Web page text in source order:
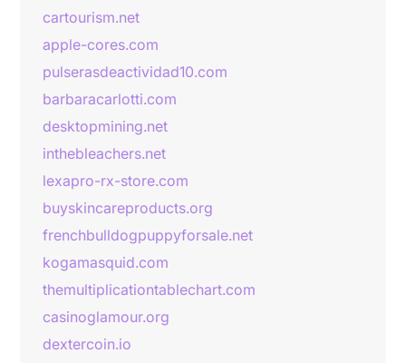
cartourism.net
apple-cores.com
pulserasdeactividad10.com
barbaracarlotti.com
desktopmining.net
inthebleachers.net
lexapro-rx-store.com
buyskincareproducts.org
frenchbulldogpuppyforsale.net
kogamasquid.com
themultiplicationtablechart.com
casinoglamour.org
dextercoin.io